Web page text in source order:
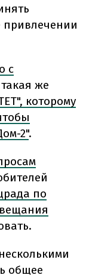
с
же
которому
2".
по
общее